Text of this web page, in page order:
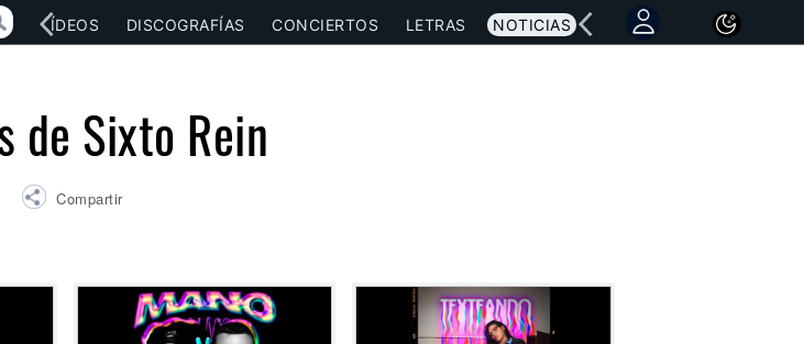
VÍDEOS DISCOGRAFÍAS CONCIERTOS LETRAS NOTICIAS
de Sixto Rein
Compartir